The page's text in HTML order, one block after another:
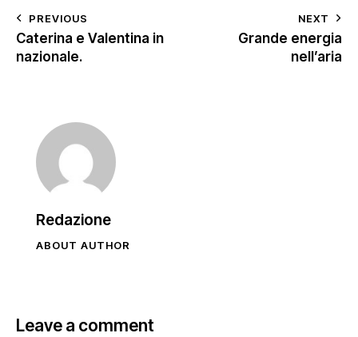
PREVIOUS
Caterina e Valentina in
nazionale.
NEXT
Grande energia
nell’aria
Redazione
ABOUT AUTHOR
Leave a comment